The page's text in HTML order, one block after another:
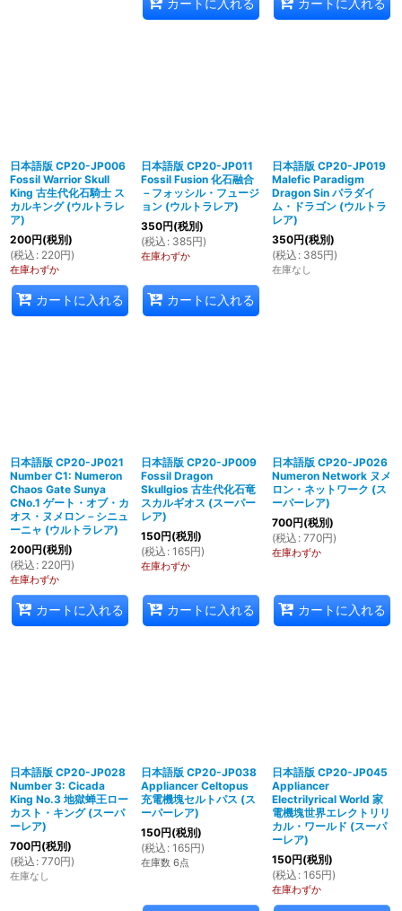
カートに入れる カートに入れる
日本語版 CP20-JP006
Fossil Warrior Skull
King 古生代化石騎士 ス
カルキング (ウルトラレ
ア)
200円(税別)
(税込 : 220円)
在庫わずか
カートに入れる
日本語版 CP20-JP011
Fossil Fusion 化石融合
－フォッシル・フュージ
ョン (ウルトラレア)
350円(税別)
(税込 : 385円)
在庫わずか
カートに入れる
日本語版 CP20-JP019
Malefic Paradigm
Dragon Sin パラダイ
ム・ドラゴン (ウルトラ
レア)
350円(税別)
(税込 : 385円)
在庫なし
日本語版 CP20-JP021
Number C1: Numeron
Chaos Gate Sunya
CNo.1 ゲート・オブ・カ
オス・ヌメロン－シニュ
ーニャ (ウルトラレア)
200円(税別)
(税込 : 220円)
在庫わずか
カートに入れる
日本語版 CP20-JP009
Fossil Dragon
Skullgios 古生代化石竜
スカルギオス (スーパー
レア)
150円(税別)
(税込 : 165円)
在庫わずか
カートに入れる
日本語版 CP20-JP026
Numeron Network ヌメ
ロン・ネットワーク (ス
ーパーレア)
700円(税別)
(税込 : 770円)
在庫わずか
カートに入れる
日本語版 CP20-JP028
Number 3: Cicada
King No.3 地獄蝉王ロー
カスト・キング (スーパ
ーレア)
700円(税別)
(税込 : 770円)
在庫なし
日本語版 CP20-JP038
Appliancer Celtopus
充電機塊セルトパス (ス
ーパーレア)
150円(税別)
(税込 : 165円)
在庫数 6点
日本語版 CP20-JP045
Appliancer
Electrilyrical World 家
電機塊世界エレクトリリ
カル・ワールド (スーパ
ーレア)
150円(税別)
(税込 : 165円)
在庫わずか